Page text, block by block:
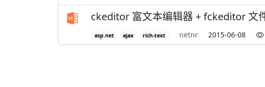
ckeditor 富文本编辑器 + fckeditor 文
asp.net ajax rich-text netnr 2015-06-08